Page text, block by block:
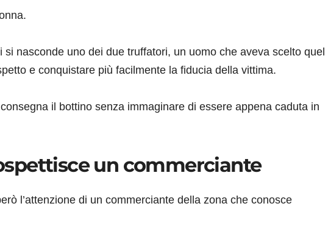
nasconde uno dei due truffatori, un uomo che aveva scelto quel
e conquistare più facilmente la fiducia della vittima.
il bottino senza immaginare di essere appena caduta in
un commerciante
l’attenzione di un commerciante della zona che conosce